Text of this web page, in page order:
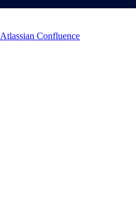
Atlassian Confluence